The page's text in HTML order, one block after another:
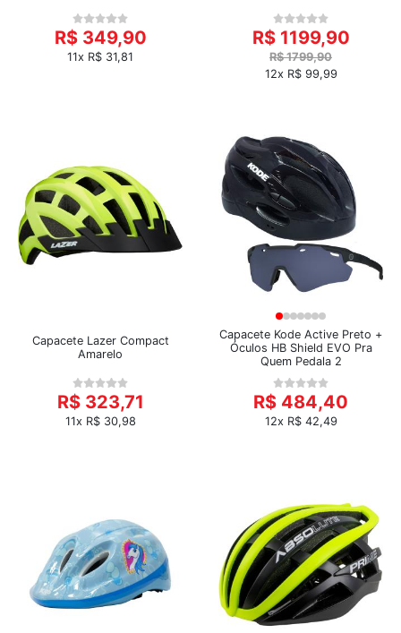
R$ 349,90
11x R$ 31,81
R$ 1199,90
R$ 1799,90
12x R$ 99,99
Capacete Lazer Compact
Amarelo
R$ 323,71
11x R$ 30,98
Capacete Kode Active Preto +
Óculos HB Shield EVO Pra
Quem Pedala 2
R$ 484,40
12x R$ 42,49